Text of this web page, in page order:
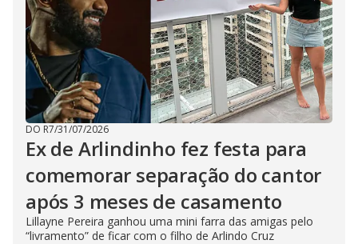
DO R7/31/07/2026
Ex de Arlindinho fez festa para
comemorar separação do cantor
após 3 meses de casamento
Lillayne Pereira ganhou uma mini farra das amigas pelo
“livramento” de ficar com o filho de Arlindo Cruz